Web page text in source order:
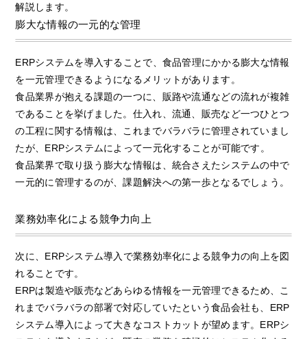
解説します。
膨大な情報の一元的な管理
ERPシステムを導入することで、食品管理にかかる膨大な情報
を一元管理できるようになるメリットがあります。
食品業界が抱える課題の一つに、販路や流通などの流れが複雑
であることを挙げました。仕入れ、流通、販売など一つひとつ
の工程に関する情報は、これまでバラバラに管理されていまし
たが、ERPシステムによって一元化することが可能です。
食品業界で取り扱う膨大な情報は、統合さえたシステムの中で
一元的に管理するのが、課題解決への第一歩となるでしょう。
業務効率化による競争力向上
次に、ERPシステム導入で業務効率化による競争力の向上を図
れることです。
ERPは製造や販売などあらゆる情報を一元管理できるため、こ
れまでバラバラの部署で対応していたという食品会社も、ERP
システム導入によって大きなコストカットが望めます。ERPシ